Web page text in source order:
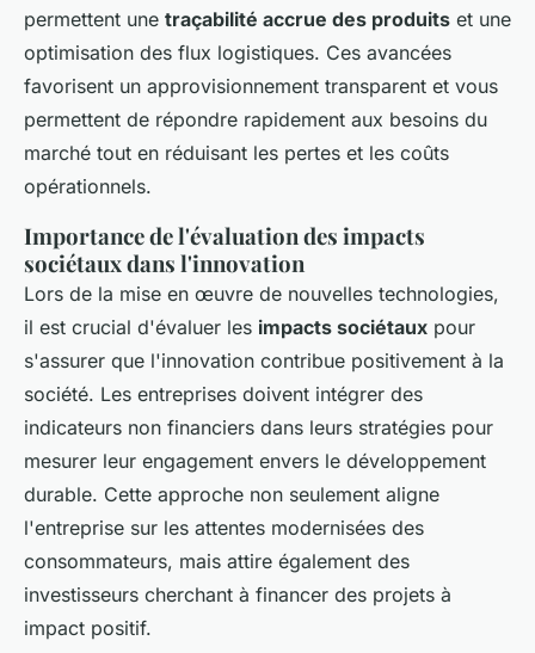
permettent une traçabilité accrue des produits et une
optimisation des flux logistiques. Ces avancées
favorisent un approvisionnement transparent et vous
permettent de répondre rapidement aux besoins du
marché tout en réduisant les pertes et les coûts
opérationnels.
Importance de l'évaluation des impacts
sociétaux dans l'innovation
Lors de la mise en œuvre de nouvelles technologies,
il est crucial d'évaluer les impacts sociétaux pour
s'assurer que l'innovation contribue positivement à la
société. Les entreprises doivent intégrer des
indicateurs non financiers dans leurs stratégies pour
mesurer leur engagement envers le développement
durable. Cette approche non seulement aligne
l'entreprise sur les attentes modernisées des
consommateurs, mais attire également des
investisseurs cherchant à financer des projets à
impact positif.